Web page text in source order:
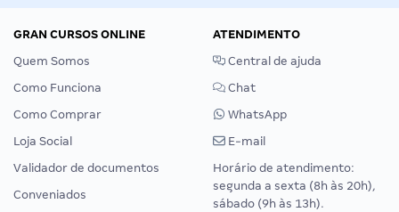
GRAN CURSOS ONLINE
Quem Somos
Como Funciona
Como Comprar
Loja Social
Validador de documentos
Conveniados
ATENDIMENTO
Central de ajuda
Chat
WhatsApp
E-mail
Horário de atendimento:
segunda a sexta (8h às 20h),
sábado (9h às 13h).